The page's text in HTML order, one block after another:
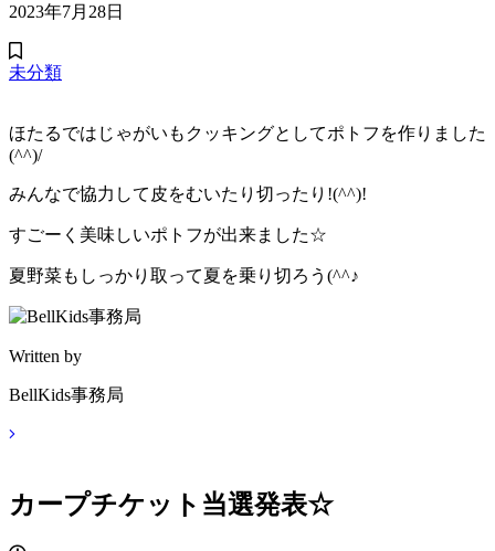
2023年7月28日
未分類
ほたるではじゃがいもクッキングとしてポトフを作りました
(^^)/
みんなで協力して皮をむいたり切ったり!(^^)!
すごーく美味しいポトフが出来ました☆
夏野菜もしっかり取って夏を乗り切ろう(^^♪
Written by
BellKids事務局
カープチケット当選発表☆